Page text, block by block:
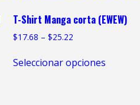
T-Shirt Manga corta (EWEW)
$17.68 – $25.22
Seleccionar opciones